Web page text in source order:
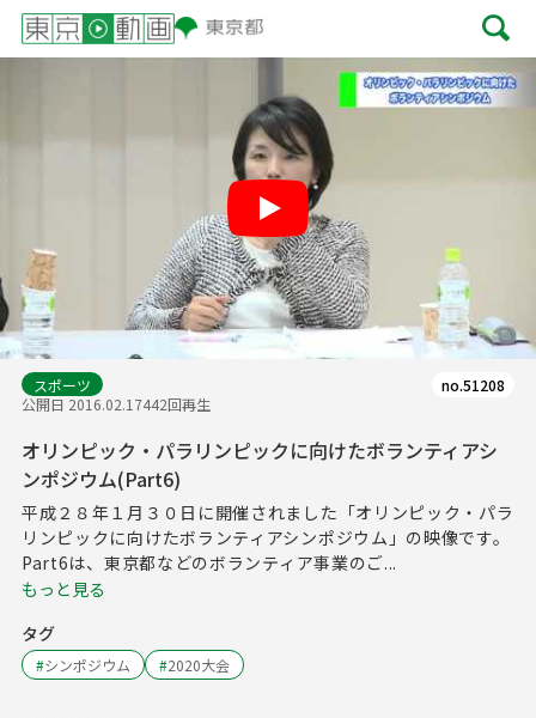
スポーツ
公開日 2016.02.17442回再生
no.51208
オリンピック・パラリンピックに向けたボランティアシ
ンポジウム(Part6)
平成２８年１月３０日に開催されました「オリンピック・パラ
リンピックに向けたボランティアシンポジウム」の映像です。
Part6は、東京都などのボランティア事業のご...
もっと見る
タグ
#シンポジウム #2020大会